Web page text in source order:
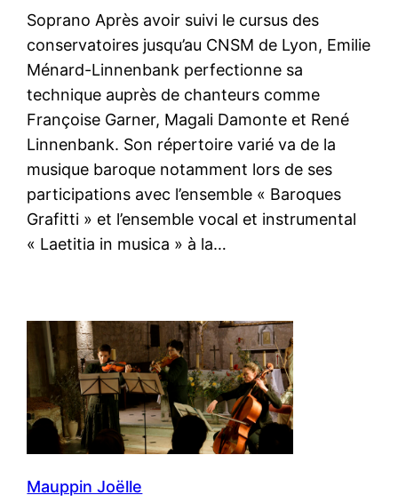
Soprano Après avoir suivi le cursus des
conservatoires jusqu’au CNSM de Lyon, Emilie
Ménard-Linnenbank perfectionne sa
technique auprès de chanteurs comme
Françoise Garner, Magali Damonte et René
Linnenbank. Son répertoire varié va de la
musique baroque notamment lors de ses
participations avec l’ensemble « Baroques
Grafitti » et l’ensemble vocal et instrumental
« Laetitia in musica » à la…
Mauppin Joëlle